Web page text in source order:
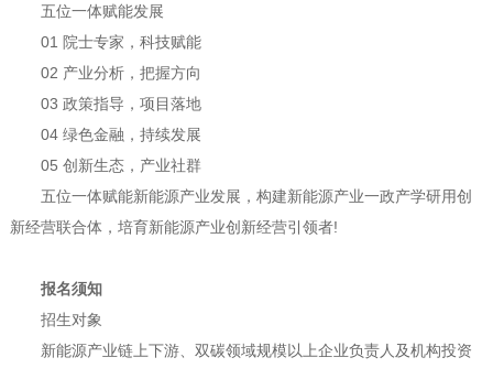
五位一体赋能发展
01 院士专家，科技赋能
02 产业分析，把握方向
03 政策指导，项目落地
04 绿色金融，持续发展
05 创新生态，产业社群
五位一体赋能新能源产业发展，构建新能源产业一政产学研用创
新经营联合体，培育新能源产业创新经营引领者!
报名须知
招生对象
新能源产业链上下游、双碳领域规模以上企业负责人及机构投资